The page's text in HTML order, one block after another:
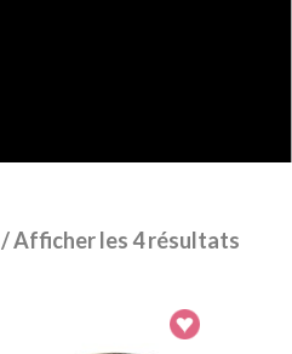
/ Afficher les 4 résultats